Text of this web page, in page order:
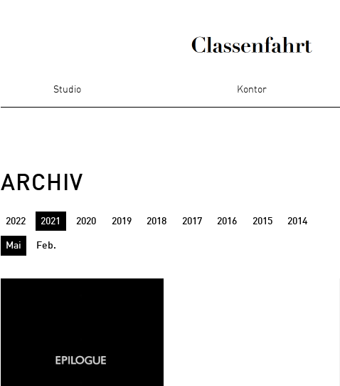
Studio Kontor
ARCHIV
2022 2021 2020 2019 2018 2017 2016 2015 2014
Mai Feb.